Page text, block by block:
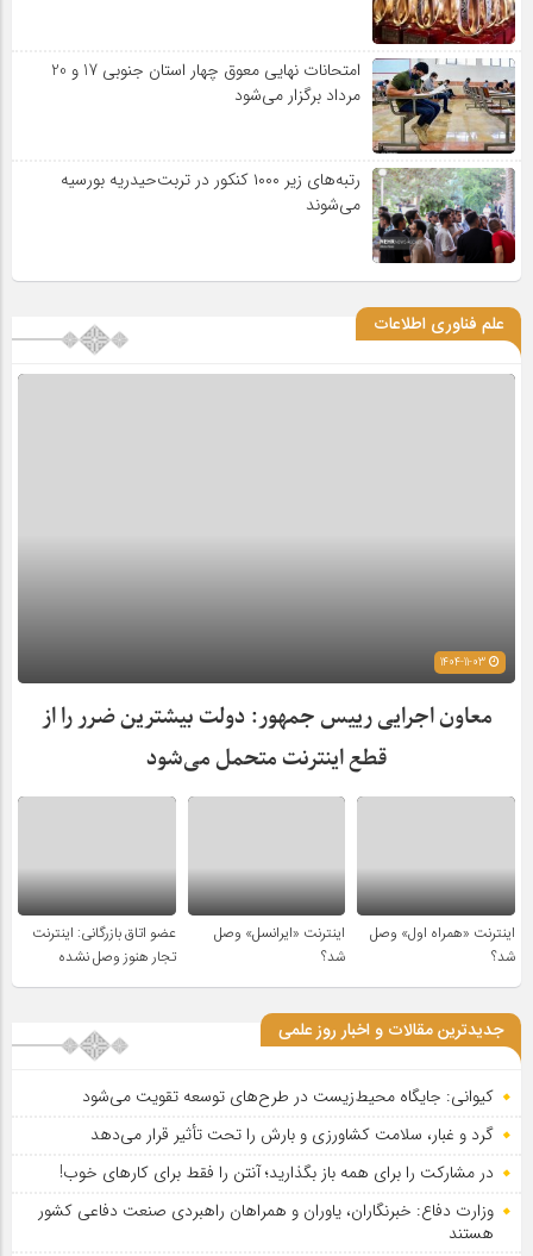
امتحانات نهایی معوق چهار استان جنوبی 17 و 20
مرداد برگزار می‌شود
رتبه‌های زیر ۱۰۰۰ کنکور در تربت‌حیدریه بورسیه
می‌شوند
علم فناوری اطلاعات
معاون اجرایی رییس جمهور: دولت بیشترین ضرر را از
قطع اینترنت متحمل می‌شود
اینترنت «همراه اول» وصل
شد؟
اینترنت «ایرانسل» وصل
شد؟
عضو اتاق بازرگانی: اینترنت
تجار هنوز وصل نشده
جدیدترین مقالات و اخبار روز علمی
کیوانی: جایگاه محیط‌زیست در طرح‌های توسعه تقویت می‌شود
گرد و غبار، سلامت کشاورزی و بارش را تحت تأثیر قرار می‌دهد
در مشارکت را برای همه باز بگذارید؛ آنتن را فقط برای کارهای خوب!
وزارت دفاع: خبرنگاران، یاوران و همراهان راهبردی صنعت دفاعی کشور
هستند